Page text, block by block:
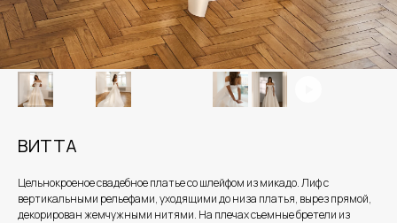
ВИТТА
Цельнокроеное свадебное платье со шлейфом из микадо. Лиф с
вертикальными рельефами, уходящими до низа платья, вырез прямой,
декорирован жемчужными нитями. На плечах съемные бретели из